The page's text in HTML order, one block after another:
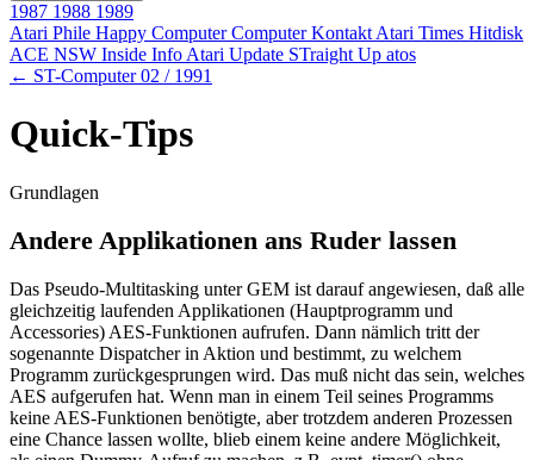
1987 1988 1989
Atari Phile Happy ComputerComputer Kontakt Atari Times Hitdisk
ACE NSW Inside Info Atari Update STraight Up atos
← ST-Computer 02 / 1991
Quick-Tips
Grundlagen
Andere Applikationen ans Ruder lassen
Das Pseudo-Multitasking unter GEM ist darauf angewiesen, daß alle
gleichzeitig laufenden Applikationen (Hauptprogramm und
Accessories) AES-Funktionen aufrufen. Dann nämlich tritt der
sogenannte Dispatcher in Aktion und bestimmt, zu welchem
Programm zurückgesprungen wird. Das muß nicht das sein, welches
AES aufgerufen hat. Wenn man in einem Teil seines Programms
keine AES-Funktionen benötigte, aber trotzdem anderen Prozessen
eine Chance lassen wollte, blieb einem keine andere Möglichkeit,